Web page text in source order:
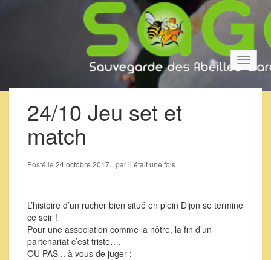
la
24/10 Jeu set et
match
Posté le 24 octobre 2017 paril était une fois
L’histoire d’un rucher bien situé en plein Dijon se termine
ce soir !
Pour une association comme la nôtre, la fin d’un
partenariat c’est triste….
OU PAS .. à vous de juger :